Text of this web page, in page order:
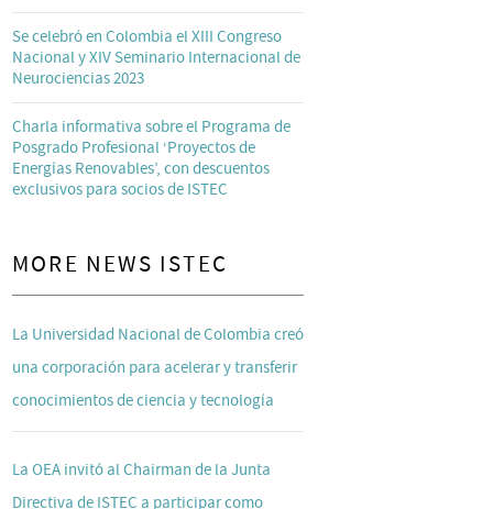
Se celebró en Colombia el XIII Congreso
Nacional y XIV Seminario Internacional de
Neurociencias 2023
Charla informativa sobre el Programa de
Posgrado Profesional ‘Proyectos de
Energías Renovables’, con descuentos
exclusivos para socios de ISTEC
MORE NEWS ISTEC
La Universidad Nacional de Colombia creó
una corporación para acelerar y transferir
conocimientos de ciencia y tecnología
La OEA invitó al Chairman de la Junta
Directiva de ISTEC a participar como